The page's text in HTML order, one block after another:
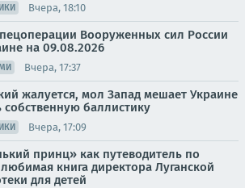
Вчера, 18:10
Вооруженных сил России
на 09.08.2026
Вчера, 17:37
жалуется, мол Запад мешает Украине
собственную баллистику
Вчера, 17:09
принц» как путеводитель по
книга директора Луганской
для детей